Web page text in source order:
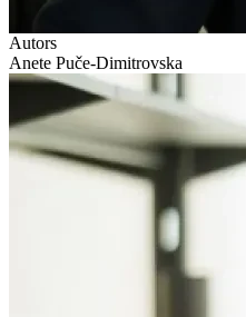
Autors
Anete Puče-Dimitrovska